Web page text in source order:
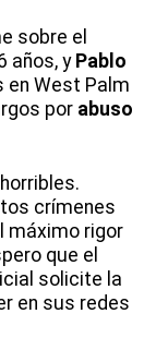
sobre el
años, y Pablo
en West Palm
por abuso
crímenes
máximo rigor
que el
solicite la
en sus redes